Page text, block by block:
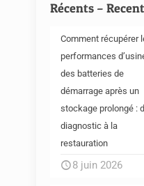
Récents –
Comment récupérer
performances
des batteries de
démarrage après un
stockage prolongé :
diagnostic à la
restauration
8 juin 2026